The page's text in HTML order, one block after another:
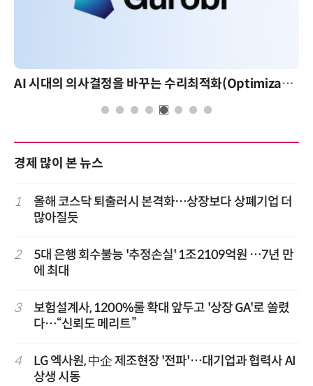
AI 시대의 의사결정을 바꾸는 수리최적화(Optimization): 실제 산업 적용 사례와 활용 전략
경제 많이 본 뉴스
1
올해 코스닥 퇴출러시 본격화…상장보다 상폐기업 더
많아질듯
2
5대 은행 회수불능 '추정손실' 1조2109억원 …7년 만
에 최대
3
보험설계사, 1200%룰 확대 앞두고 '상장 GA'로 쏠렸
다…“신뢰도 메리트”
4
LG 엑사원, 中企 제조현장 '전파'…대기업과 협력사 AI
상생 시동